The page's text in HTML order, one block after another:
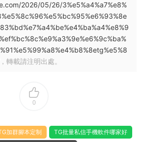
2026/05/26/3%e5%a4%a7%e8%
，轉載請注明出處。
0
加群腳本定制
TG批量私信手機軟件哪家好